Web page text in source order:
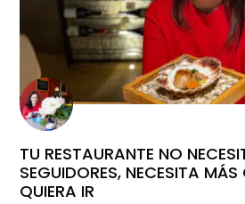
TU RESTAURANTE NO
SEGUIDORES, NECESITA MÁS
QUIERA IR